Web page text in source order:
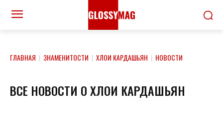
ГЛАВНАЯ | ЗНАМЕНИТОСТИ | ХЛОИ КАРДАШЬЯН | НОВОСТИ
ВСЕ НОВОСТИ О ХЛОИ КАРДАШЬЯН